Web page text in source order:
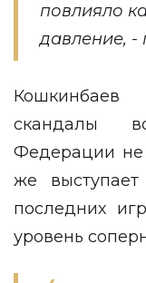
повлияло
давление, -
скандалы
Федерации не
же
последних
уровень